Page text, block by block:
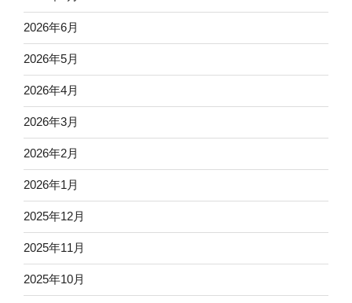
2026年6月
2026年5月
2026年4月
2026年3月
2026年2月
2026年1月
2025年12月
2025年11月
2025年10月